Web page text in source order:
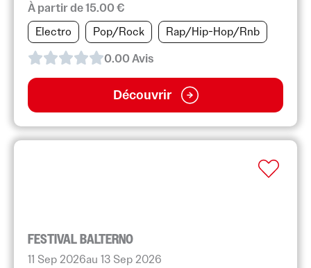
À partir de 15.00 €
Electro
Pop/Rock
Rap/Hip-Hop/Rnb
0.00Avis
Découvrir
FESTIVAL BALTERNO
11 Sep 2026au 13 Sep 2026